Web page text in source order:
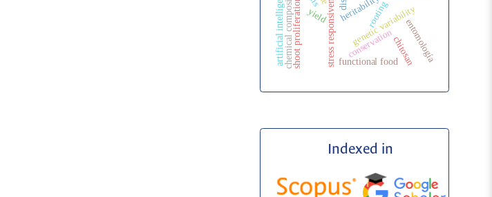
genetic variability
heritability
stress responsiveness
yield
conservation
rooting
shoot proliferation
chemical composition entomología
functional foodchitosan
artificial intelligence
Indexed in